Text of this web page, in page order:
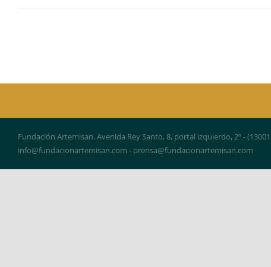
Fundación Artemisan. Avenida Rey Santo, 8, portal izquierdo, 2º -
info@fundacionartemisan.com - prensa@fundacionartemisan.com